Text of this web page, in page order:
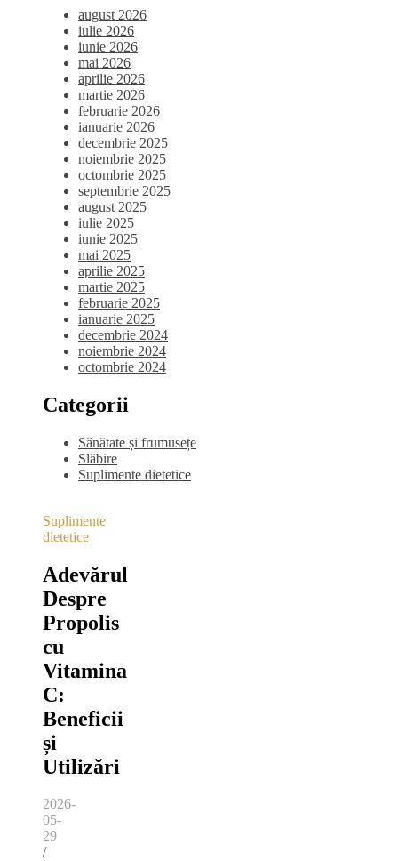
august 2026
iulie 2026
iunie 2026
mai 2026
aprilie 2026
martie 2026
februarie 2026
ianuarie 2026
decembrie 2025
noiembrie 2025
octombrie 2025
septembrie 2025
august 2025
iulie 2025
iunie 2025
mai 2025
aprilie 2025
martie 2025
februarie 2025
ianuarie 2025
decembrie 2024
noiembrie 2024
octombrie 2024
Categorii
Sănătate și frumusețe
Slăbire
Suplimente dietetice
Suplimente
dietetice
Adevărul
Despre
Propolis
cu
Vitamina
C:
Beneficii
și
Utilizări
2026-
05-
29
/